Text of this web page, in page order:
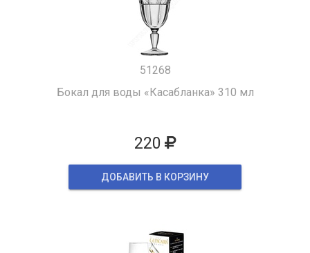
51268
Бокал для воды «Касабланка» 310 мл
220
ДОБАВИТЬ В КОРЗИНУ